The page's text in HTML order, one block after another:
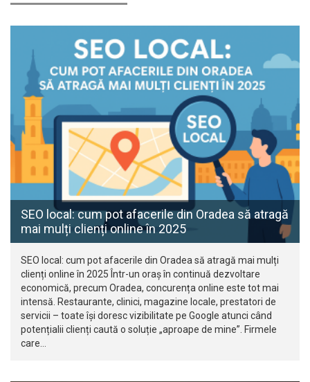
SEO local: cum pot afacerile din Oradea să atragă
mai mulți clienți online în 2025
SEO local: cum pot afacerile din Oradea să atragă mai mulți
clienți online în 2025 Într-un oraș în continuă dezvoltare
economică, precum Oradea, concurența online este tot mai
intensă. Restaurante, clinici, magazine locale, prestatori de
servicii – toate își doresc vizibilitate pe Google atunci când
potențialii clienți caută o soluție „aproape de mine”. Firmele
care…